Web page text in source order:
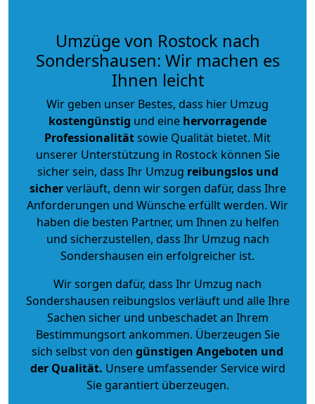
Umzüge von Rostock nach
Sondershausen: Wir machen es
Ihnen leicht
Wir geben unser Bestes, dass hier Umzug
kostengünstig und eine hervorragende
Professionalitätsowie Qualität bietet. Mit
unserer Unterstützung in Rostock können Sie
sicher sein, dass Ihr Umzug reibungslos und
sicherverläuft, denn wir sorgen dafür, dass Ihre
Anforderungen und Wünsche erfüllt werden. Wir
haben die besten Partner, um Ihnen zu helfen
und sicherzustellen, dass Ihr Umzug nach
Sondershausen ein erfolgreicher ist.
Wir sorgen dafür, dass Ihr Umzug nach
Sondershausen reibungslos verläuft und alle Ihre
Sachen sicher und unbeschadet an Ihrem
Bestimmungsort ankommen. Überzeugen Sie
sich selbst von den günstigen Angeboten und
der Qualität. Unsere umfassender Service wird
Sie garantiert überzeugen.